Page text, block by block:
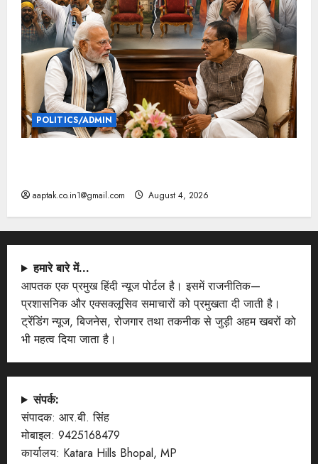
POLITICS/ADMIN
aaptak.co.in1@gmail.com August 4, 2026
हमारे बारे में…
आपतक एक प्रमुख हिंदी न्यूज पोर्टल है। इसमें राजनीतिक—
प्रशासनिक और एक्सक्लूसिव समाचारों को प्रमुखता दी जाती है।
ट्रेंडिंग न्यूज, बिजनेस, रोजगार तथा तकनीक से जुड़ी अहम खबरों को
भी महत्व दिया जाता है।
संपर्क:
संपादक: आर.बी. सिंह
मोबाइल: 9425168479
कार्यालय: Katara Hills Bhopal, MP